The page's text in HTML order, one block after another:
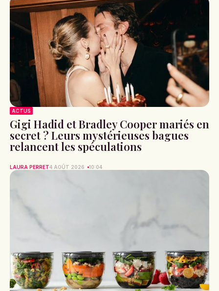
ACTUS
Gigi Hadid et Bradley Cooper mariés en
secret ? Leurs mystérieuses bagues
relancent les spéculations
LAURA PERRET4 AOÛT 2026 10:04